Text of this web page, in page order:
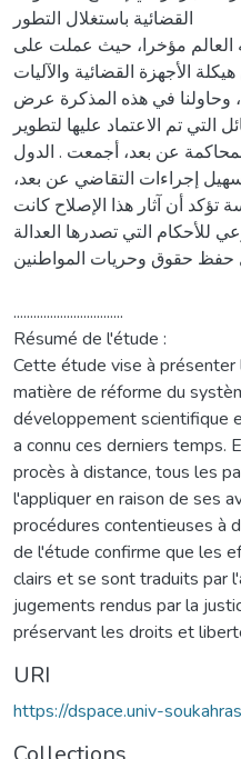
القضائية باستغلال التطور
العالم مؤخرا، حيث عملت على
الأجهزة القضائية والآليات
وحاولنا في هذه المذكرة عرض
تم الاعتماد عليها لتطوير
عن بعد، أجمعت . الدول
إجراءات التقاضي عن بعد،
تؤكد أن آثار هذا الإصلاح كانت
للأحكام التي تصدرها العدالة
حفظ حقوق وحريات المواطنين.
.................................
Résumé de l'étude :
Cette étude vise à
matière de réforme du
développement scientifique
a connu ces derniers temps.
procès à distance, tous les
l'appliquer en raison de ses
procédures contentieuses à
de l'étude confirme que les
clairs et se sont traduits par
jugements rendus par la
préservant les droits et
URI
https://dspace.univ-